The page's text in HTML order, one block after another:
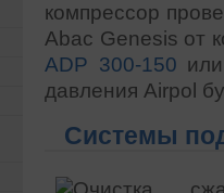
компрессор
Abac Genesis от
ADP 300-150
давления Airpol
Системы